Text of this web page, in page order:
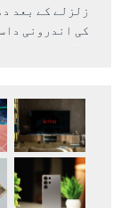
زلزلے کے بعد
کی اندرونی